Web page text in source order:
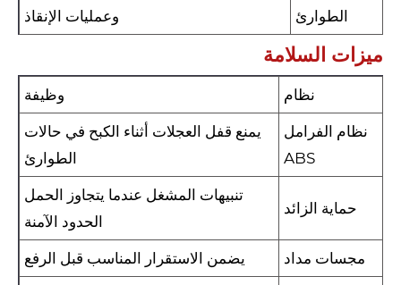
الطوارئ
وعمليات الإنقاذ
ميزات السلامة
نظام وظيفة
نظام الفرامل
ABS
يمنع قفل العجلات أثناء الكبح في حالات
الطوارئ
حماية الزائد
تنبيهات المشغل عندما يتجاوز الحمل
الحدود الآمنة
مجسات مداد يضمن الاستقرار المناسب قبل الرفع